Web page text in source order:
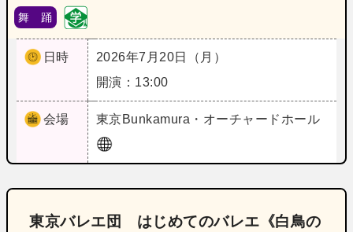
舞 踊
日時
2026年7月20日（月）
開演：13:00
会場 東京Bunkamura・オーチャードホール
東京バレエ団 はじめてのバレエ《白鳥の